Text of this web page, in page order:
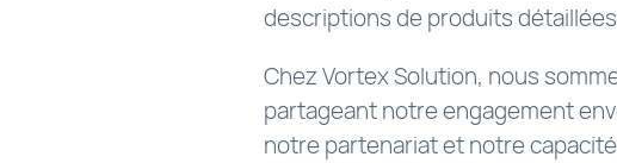
descriptions de produits
Chez Vortex Solution, nous
partageant notre engagement
notre partenariat et notre